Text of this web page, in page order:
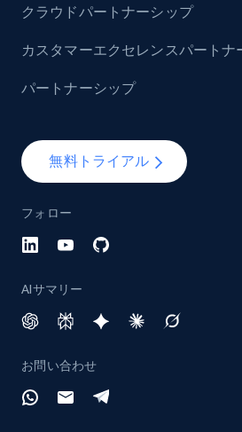
無料トライアル
フォロー
AIサマリー
お問い合わせ
クラウドパートナーシップ
カスタマーエクセレンスパートナ
パートナーシップ